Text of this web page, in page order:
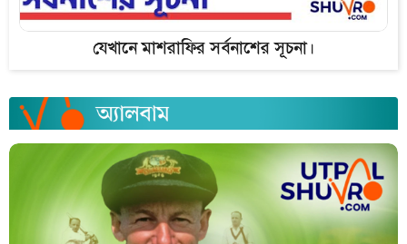
যেখানে মাশরাফির সর্বনাশের সূচনা।